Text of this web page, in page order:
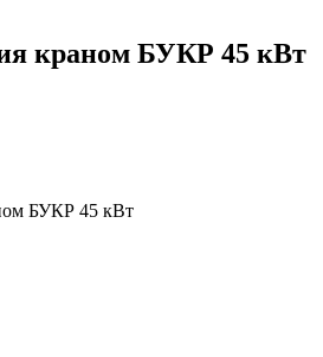
краном БУКР 45 кВт
БУКР 45 кВт